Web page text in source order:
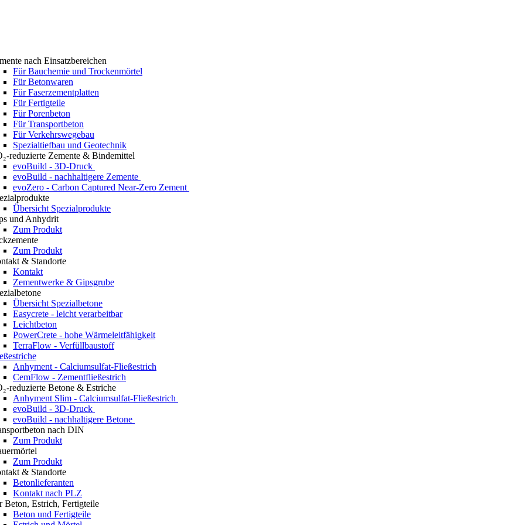
nach Einsatzbereichen
Für Bauchemie und Trockenmörtel
Für Betonwaren
Für Faserzementplatten
Für Fertigteile
Für Porenbeton
Für Transportbeton
Für Verkehrswegebau
Spezialtiefbau und Geotechnik
reduzierte Zemente & Bindemittel
evoBuild - 3D-Druck
evoBuild - nachhaltigere Zemente
evoZero - Carbon Captured Near-Zero Zement
Übersicht Spezialprodukte
und Anhydrit
Zum Produkt
Zum Produkt
& Standorte
Kontakt
Zementwerke & Gipsgrube
Übersicht Spezialbetone
Easycrete - leicht verarbeitbar
Leichtbeton
PowerCrete - hohe Wärmeleitfähigkeit
TerraFlow - Verfüllbaustoff
Anhyment - Calciumsulfat-Fließestrich
CemFlow - Zementfließestrich
reduzierte Betone & Estriche
Anhyment Slim - Calciumsulfat-Fließestrich
evoBuild - 3D-Druck
evoBuild - nachhaltigere Betone
nach DIN
Zum Produkt
Zum Produkt
& Standorte
Betonlieferanten
Kontakt nach PLZ
Beton, Estrich, Fertigteile
Beton und Fertigteile